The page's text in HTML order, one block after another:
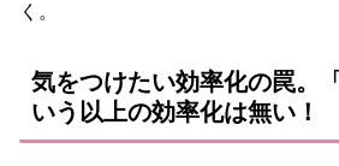
く。
気をつけたい効率化の罠。
いう以上の効率化は無い！